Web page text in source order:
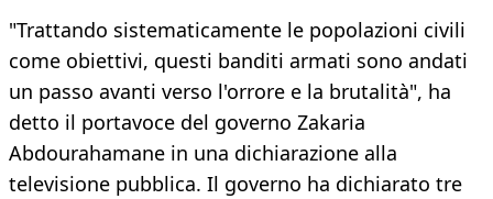
"Trattando sistematicamente le popolazioni civili
come obiettivi, questi banditi armati sono andati
un passo avanti verso l'orrore e la brutalità", ha
detto il portavoce del governo Zakaria
Abdourahamane in una dichiarazione alla
televisione pubblica. Il governo ha dichiarato tre